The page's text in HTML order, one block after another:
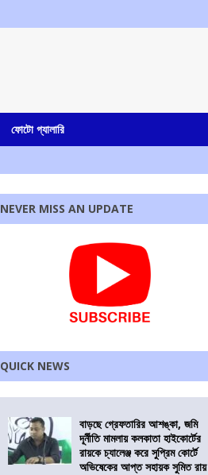
ফোটো গ্যালারি
NEVER MISS AN UPDATE
QUICK NEWS
বাড়ছে গ্রেফতারির আশঙ্কা, জমি
দূর্নীতি মামলায় কলকাতা হাইকোর্টের
রায়কে চ্যালেঞ্জ করে সুপ্রিম কোর্টে
অভিষেকের আপ্ত সহায়ক সুমিত রায়